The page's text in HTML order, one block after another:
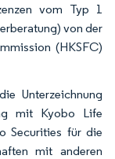
vom Typ 1
von der
(HKSFC)
Unterzeichnung
mit Kyobo Life
Securities für die
mit anderen